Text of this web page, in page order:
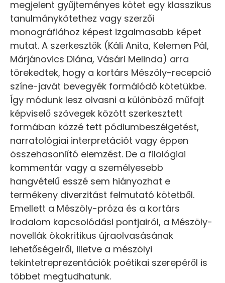
megjelent gyűjteményes kötet egy klasszikus
tanulmánykötethez vagy szerzői
monográfiához képest izgalmasabb képet
mutat. A szerkesztők (Káli Anita, Kelemen Pál,
Márjánovics Diána, Vásári Melinda) arra
törekedtek, hogy a kortárs Mészöly-recepció
színe-javát bevegyék formálódó kötetükbe.
Így módunk lesz olvasni a különböző műfajt
képviselő szövegek között szerkesztett
formában közzé tett pódiumbeszélgetést,
narratológiai interpretációt vagy éppen
összehasonlító elemzést. De a filológiai
kommentár vagy a személyesebb
hangvételű esszé sem hiányozhat e
termékeny diverzitást felmutató kötetből.
Emellett a Mészöly-próza és a kortárs
irodalom kapcsolódási pontjairól, a Mészöly-
novellák ökokritikus újraolvasásának
lehetőségeiről, illetve a mészölyi
tekintetreprezentációk poétikai szerepéről is
többet megtudhatunk.